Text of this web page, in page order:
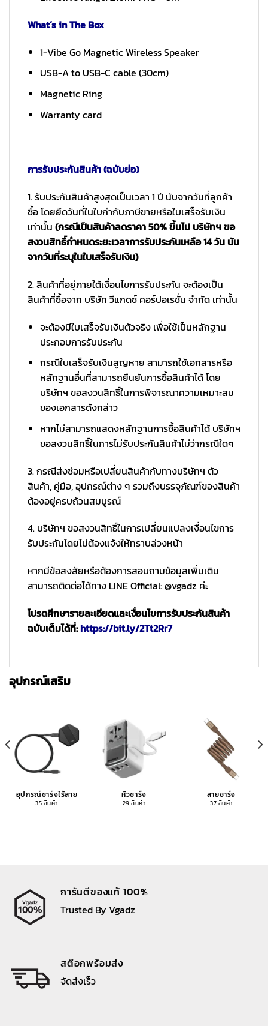
What’s in The Box
1-Vibe Go Magnetic Wireless Speaker
USB-A to USB-C cable (30cm)
Magnetic Ring
Warranty card
การรับประกันสินค้า (ฉบับย่อ)
1. รับประกันสินค้าสูงสุดเป็นเวลา 1 ปี นับจากวันที่ลูกค้า
ซื้อ โดยยึดวันที่ในใบกำกับภาษีขายหรือใบเสร็จรับเงิน
เท่านั้น (กรณีเป็นสินค้าลดราคา 50% ขึ้นไป บริษัทฯ ขอ
สงวนสิทธิ์กำหนดระยะเวลาการรับประกันเหลือ 14 วัน นับ
จากวันที่ระบุในใบเสร็จรับเงิน)
2. สินค้าที่อยู่ภายใต้เงื่อนไขการรับประกัน จะต้องเป็น
สินค้าที่ซื้อจาก บริษัท วีแกดซ์ คอร์ปอเรชั่น จำกัด เท่านั้น
จะต้องมีใบเสร็จรับเงินตัวจริง เพื่อใช้เป็นหลักฐาน
ประกอบการรับประกัน
กรณีใบเสร็จรับเงินสูญหาย สามารถใช้เอกสารหรือ
หลักฐานอื่นที่สามารถยืนยันการซื้อสินค้าได้ โดย
บริษัทฯ ขอสงวนสิทธิ์ในการพิจารณาความเหมาะสม
ของเอกสารดังกล่าว
หากไม่สามารถแสดงหลักฐานการซื้อสินค้าได้ บริษัทฯ
ขอสงวนสิทธิ์ในการไม่รับประกันสินค้าไม่ว่ากรณีใดๆ
3. กรณีส่งซ่อมหรือเปลี่ยนสินค้ากับทางบริษัทฯ ตัว
สินค้า, คู่มือ, อุปกรณ์ต่าง ๆ รวมถึงบรรจุภัณฑ์ของสินค้า
ต้องอยู่ครบถ้วนสมบูรณ์
4. บริษัทฯ ขอสงวนสิทธิ์ในการเปลี่ยนแปลงเงื่อนไขการ
รับประกันโดยไม่ต้องแจ้งให้ทราบล่วงหน้า
หากมีข้อสงสัยหรือต้องการสอบถามข้อมูลเพิ่มเติม
สามารถติดต่อได้ทาง LINE Official: @vgadz ค่ะ
โปรดศึกษารายละเอียดและเงื่อนไขการรับประกันสินค้า
ฉบับเต็มได้ที่:https://bit.ly/2Tt2Rr7
อุปกรณ์เสริม
อุปกรณ์ชาร์จไร้สาย
35 สินค้า
หัวชาร์จ
29 สินค้า
สายชาร์จ
37 สินค้า
การันตีของแท้ 100%
Trusted By Vgadz
สต๊อกพร้อมส่ง
จัดส่งเร็ว